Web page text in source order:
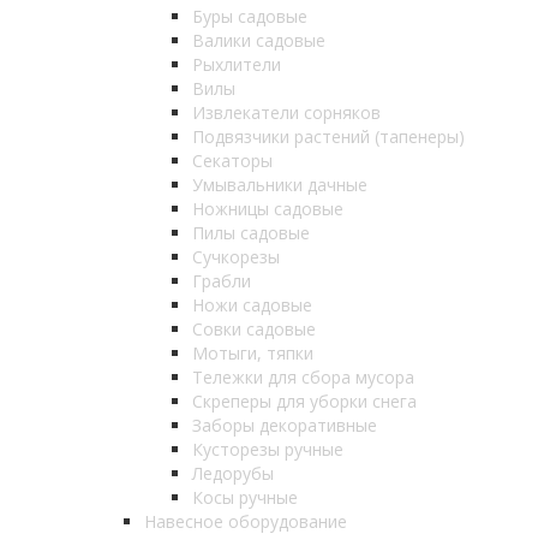
Буры садовые
Валики садовые
Рыхлители
Вилы
Извлекатели сорняков
Подвязчики растений (тапенеры)
Секаторы
Умывальники дачные
Ножницы садовые
Пилы садовые
Сучкорезы
Грабли
Ножи садовые
Совки садовые
Мотыги, тяпки
Тележки для сбора мусора
Скреперы для уборки снега
Заборы декоративные
Кусторезы ручные
Ледорубы
Косы ручные
Навесное оборудование